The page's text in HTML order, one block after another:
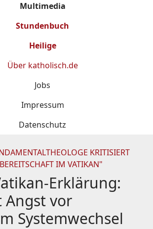
Multimedia
Stundenbuch
Heilige
Über katholisch.de
Jobs
Impressum
Datenschutz
KRITISIERT
IM VATIKAN"
Erklärung:
Angst vor
Systemwechsel